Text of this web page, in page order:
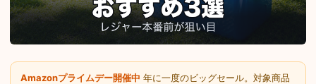
Amazonプライムデー開催中 年に一度のビッグセール。対象商品